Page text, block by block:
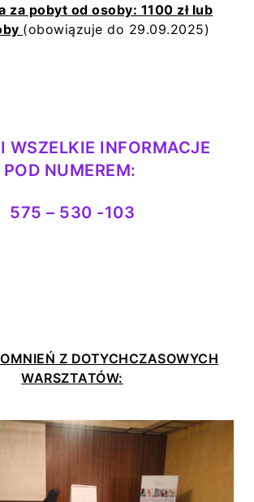
za pobyt od osoby: 1100 zł lub
(obowiązuje do 29.09.2025)
WSZELKIE INFORMACJE
POD NUMEREM:
575 – 530 -103
Z DOTYCHCZASOWYCH
WARSZTATÓW: